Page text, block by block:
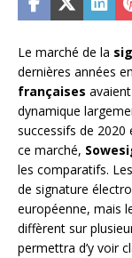
Le marché de la
dernières années
françaises
dynamique
successifs de 2020
ce marché,
les comparatifs.
de signature
européenne, mais
diffèrent sur
permettra d’y voir